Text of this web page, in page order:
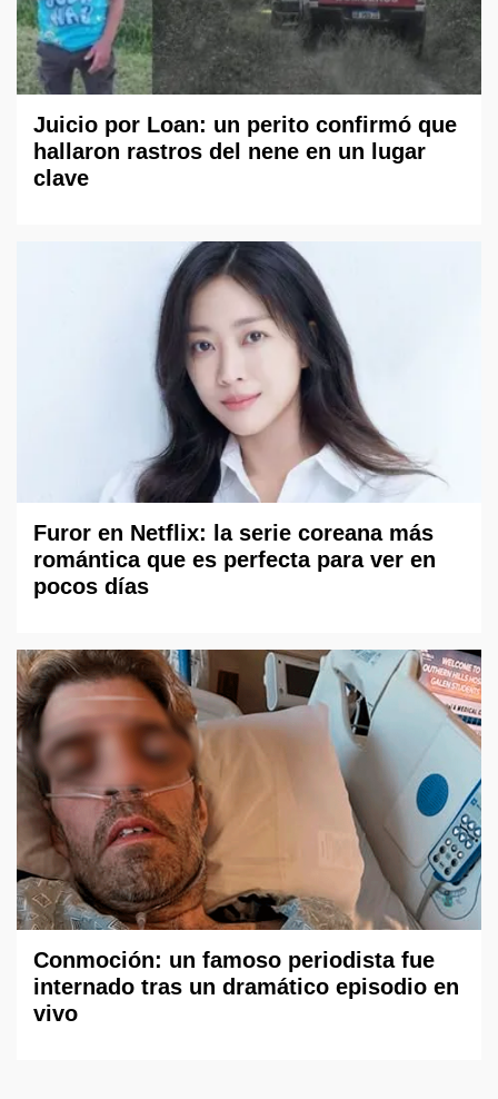
Juicio por Loan: un perito confirmó que
hallaron rastros del nene en un lugar
clave
Furor en Netflix: la serie coreana más
romántica que es perfecta para ver en
pocos días
Conmoción: un famoso periodista fue
internado tras un dramático episodio en
vivo